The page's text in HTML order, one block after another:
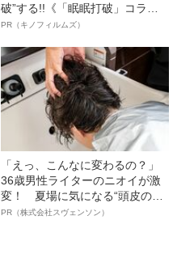
破”する!!《「眠眠打破」コラ
ボ》
PR（キノフィルムズ）
「えっ、こんなに変わるの？」
36歳男性ライターのニオイが激
変！ 夏場に気になる“頭皮のニ
オイ”や“ベタつき”を解消す
PR（株式会社スヴェンソン）